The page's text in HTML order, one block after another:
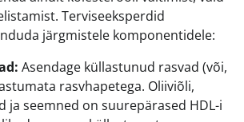
Terviseeksperdid
järgmistele komponentidele:
Asendage küllastunud rasvad (või,
rasvhapetega. Oliiviõli,
ja seemned on suurepärased HDL-i